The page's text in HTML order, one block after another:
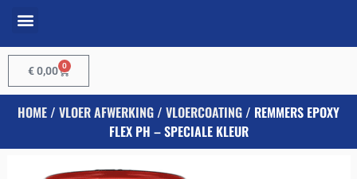
€0,00 0
HOME/ VLOER AFWERKING/ VLOERCOATING/ REMMERS EPOXY
FLEX PH – SPECIALE KLEUR